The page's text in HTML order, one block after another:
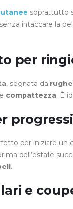
soprattutto
intaccare la
per
, segnata da rughe
e compattezza. È
per iniziare un
dell’estate
.
e